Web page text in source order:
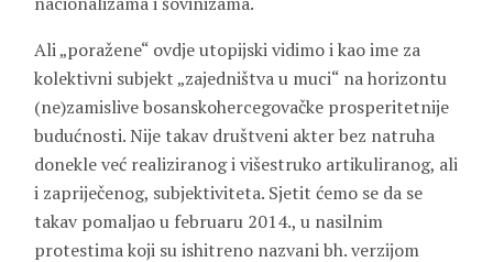
Ali „poražene“ ovdje utopijski vidimo i kao ime za
kolektivni subjekt „zajedništva u muci“ na horizontu
(ne)zamislive bosanskohercegovačke prosperitetnije
budućnosti. Nije takav društveni akter bez natruha
donekle već realiziranog i višestruko artikuliranog, ali
i zapriječenog, subjektiviteta. Sjetit ćemo se da se
takav pomaljao u februaru 2014., u nasilnim
protestima koji su ishitreno nazvani bh. verzijom